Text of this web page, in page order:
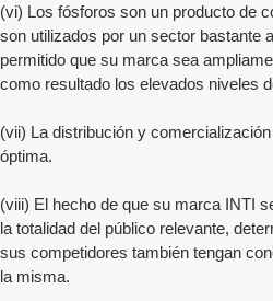
(vi) Los fósforos son un producto de
son utilizados por un sector bastante
permitido que su marca sea
como resultado los elevados niveles
(vii) La distribución y
óptima.
(viii) El hecho de que su marca INTI
la totalidad del público relevante,
sus competidores también tengan
la misma.